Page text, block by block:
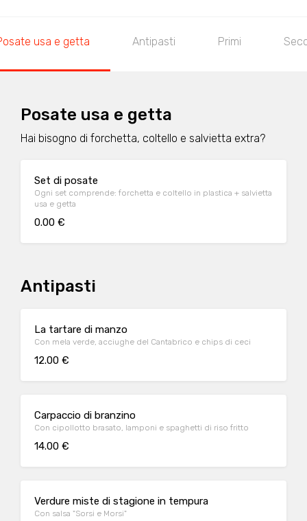
usa e getta Antipasti Primi
Posate usa e getta
Hai bisogno di forchetta, coltello e salvietta extra?
Set di posate
Ogni set comprende: forchetta e coltello in plastica + salvietta
usa e getta
0.00 €
Antipasti
La tartare di manzo
Con mela verde, acciughe del Cantabrico e chips di ceci
12.00 €
Carpaccio di branzino
Con cipollotto brasato, lamponi e spaghetti di riso fritto
14.00 €
Verdure miste di stagione in tempura
Con salsa "Sorsi e Morsi"